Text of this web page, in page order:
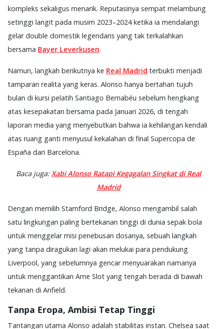
kompleks sekaligus menarik. Reputasinya sempat melambung
setinggi langit pada musim 2023–2024 ketika ia mendalangi
gelar double domestik legendaris yang tak terkalahkan
bersama Bayer Leverkusen.
Namun, langkah berikutnya ke Real Madrid terbukti menjadi
tamparan realita yang keras. Alonso hanya bertahan tujuh
bulan di kursi pelatih Santiago Bernabéu sebelum hengkang
atas kesepakatan bersama pada Januari 2026, di tengah
laporan media yang menyebutkan bahwa ia kehilangan kendali
atas ruang ganti menyusul kekalahan di final Supercopa de
España dari Barcelona.
Baca juga: Xabi Alonso Ratapi Kegagalan Singkat di Real
Madrid
Dengan memilih Stamford Bridge, Alonso mengambil salah
satu lingkungan paling bertekanan tinggi di dunia sepak bola
untuk menggelar misi penebusan dosanya, sebuah langkah
yang tanpa diragukan lagi akan melukai para pendukung
Liverpool, yang sebelumnya gencar menyuarakan namanya
untuk menggantikan Arne Slot yang tengah berada di bawah
tekanan di Anfield.
Tanpa Eropa, Ambisi Tetap Tinggi
Tantangan utama Alonso adalah stabilitas instan. Chelsea saat